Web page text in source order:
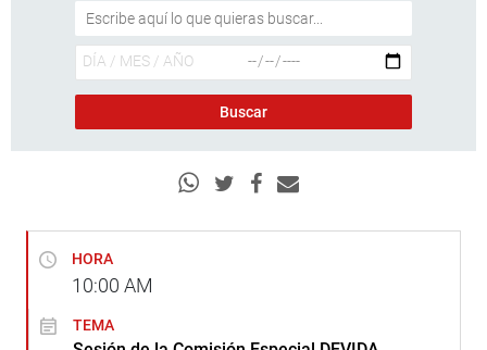
HORA
10:00 AM
TEMA